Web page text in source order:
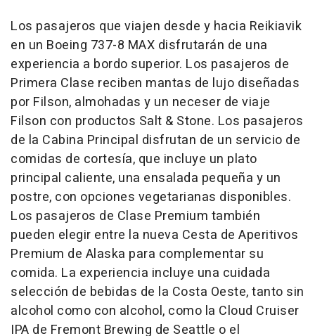
Los pasajeros que viajen desde y hacia Reikiavik
en un Boeing 737-8 MAX disfrutarán de una
experiencia a bordo superior. Los pasajeros de
Primera Clase reciben mantas de lujo diseñadas
por Filson, almohadas y un neceser de viaje
Filson con productos Salt & Stone. Los pasajeros
de la Cabina Principal disfrutan de un servicio de
comidas de cortesía, que incluye un plato
principal caliente, una ensalada pequeña y un
postre, con opciones vegetarianas disponibles.
Los pasajeros de Clase Premium también
pueden elegir entre la nueva Cesta de Aperitivos
Premium de Alaska para complementar su
comida. La experiencia incluye una cuidada
selección de bebidas de la Costa Oeste, tanto sin
alcohol como con alcohol, como la Cloud Cruiser
IPA de Fremont Brewing de Seattle o el